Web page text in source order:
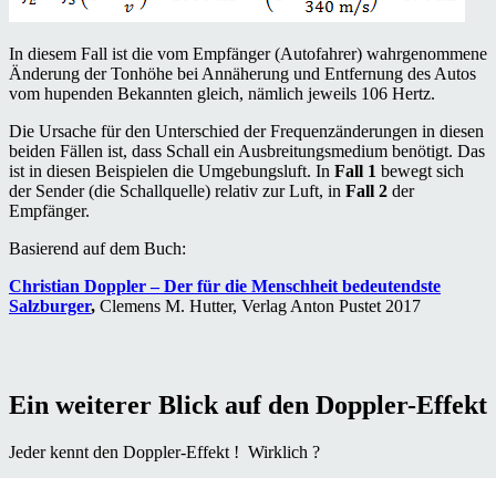
In diesem Fall ist die vom Empfänger (Autofahrer) wahrgenommene
Änderung der Tonhöhe bei Annäherung und Entfernung des Autos
vom hupenden Bekannten gleich, nämlich jeweils 106 Hertz.
Die Ursache für den Unterschied der Frequenzänderungen in diesen
beiden Fällen ist, dass Schall ein Ausbreitungsmedium benötigt. Das
ist in diesen Beispielen die Umgebungsluft. In Fall 1 bewegt sich
der Sender (die Schallquelle) relativ zur Luft, in Fall 2 der
Empfänger.
Basierend auf dem Buch:
Christian Doppler – Der für die Menschheit bedeutendste
Salzburger, Clemens M. Hutter, Verlag Anton Pustet 2017
Ein weiterer Blick auf den Doppler-Effekt
Jeder kennt den Doppler-Effekt ! Wirklich ?